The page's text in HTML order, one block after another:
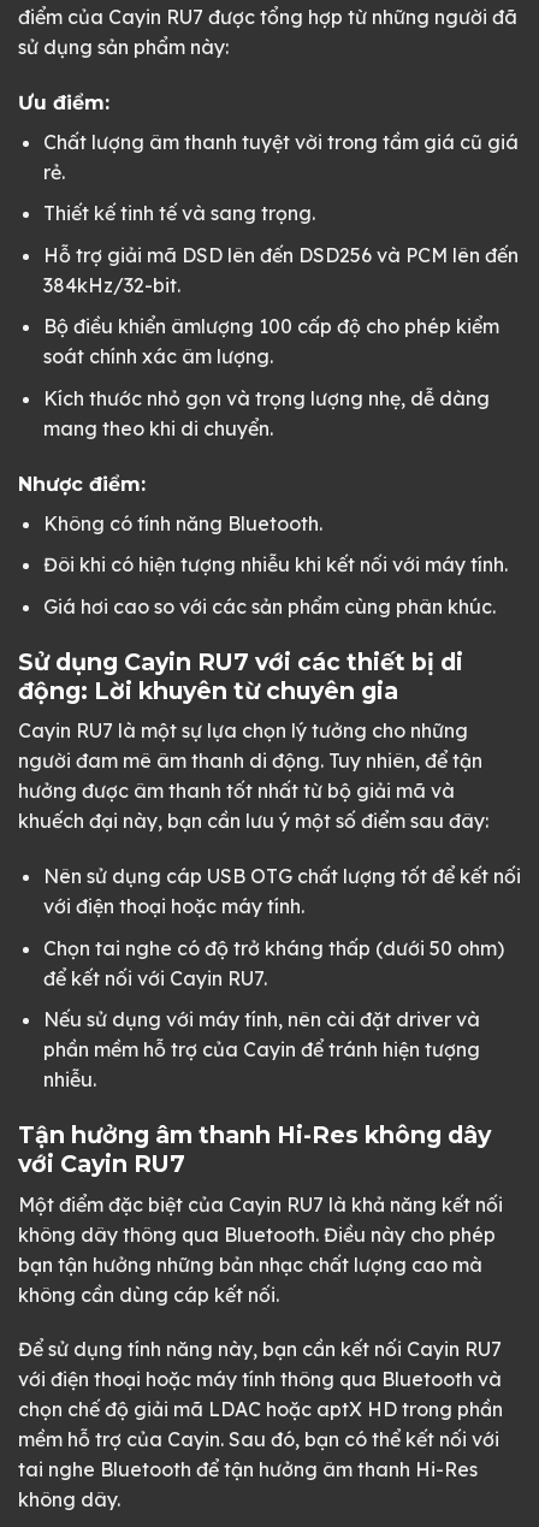
điểm của Cayin RU7 được tổng hợp từ những người đã
sử dụng sản phẩm này:
Ưu điểm:
Chất lượng âm thanh tuyệt vời trong tầm giá cũ giá
rẻ.
Thiết kế tinh tế và sang trọng.
Hỗ trợ giải mã DSD lên đến DSD256 và PCM lên đến
384kHz/32-bit.
Bộ điều khiển âmlượng 100 cấp độ cho phép kiểm
soát chính xác âm lượng.
Kích thước nhỏ gọn và trọng lượng nhẹ, dễ dàng
mang theo khi di chuyển.
Nhược điểm:
Không có tính năng Bluetooth.
Đôi khi có hiện tượng nhiễu khi kết nối với máy tính.
Giá hơi cao so với các sản phẩm cùng phân khúc.
Sử dụng Cayin RU7 với các thiết bị di
động: Lời khuyên từ chuyên gia
Cayin RU7 là một sự lựa chọn lý tưởng cho những
người đam mê âm thanh di động. Tuy nhiên, để tận
hưởng được âm thanh tốt nhất từ bộ giải mã và
khuếch đại này, bạn cần lưu ý một số điểm sau đây:
Nên sử dụng cáp USB OTG chất lượng tốt để kết nối
với điện thoại hoặc máy tính.
Chọn tai nghe có độ trở kháng thấp (dưới 50 ohm)
để kết nối với Cayin RU7.
Nếu sử dụng với máy tính, nên cài đặt driver và
phần mềm hỗ trợ của Cayin để tránh hiện tượng
nhiễu.
Tận hưởng âm thanh Hi-Res không dây
với Cayin RU7
Một điểm đặc biệt của Cayin RU7 là khả năng kết nối
không dây thông qua Bluetooth. Điều này cho phép
bạn tận hưởng những bản nhạc chất lượng cao mà
không cần dùng cáp kết nối.
Để sử dụng tính năng này, bạn cần kết nối Cayin RU7
với điện thoại hoặc máy tính thông qua Bluetooth và
chọn chế độ giải mã LDAC hoặc aptX HD trong phần
mềm hỗ trợ của Cayin. Sau đó, bạn có thể kết nối với
tai nghe Bluetooth để tận hưởng âm thanh Hi-Res
không dây.